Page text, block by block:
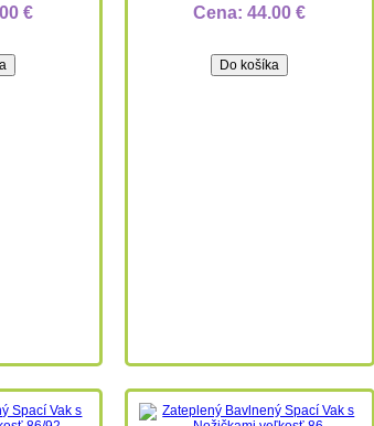
€ Cena:44.00 €